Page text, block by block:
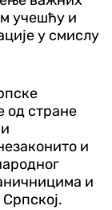
учешћу и
у смислу
од стране
и
и